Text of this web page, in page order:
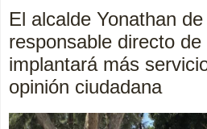
El alcalde Yonathan
responsable directo
implantará más
opinión ciudadana